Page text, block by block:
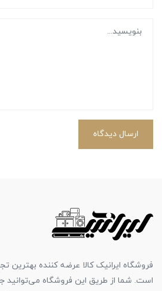
ارسال دیدگاه
فروشگاه ایرانیک کالا عرضه کننده بهترین
است. شما از طریق این فروشگاه می‌توانید